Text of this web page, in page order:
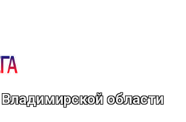
области